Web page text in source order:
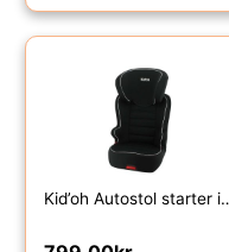
Kid’oh Autostol